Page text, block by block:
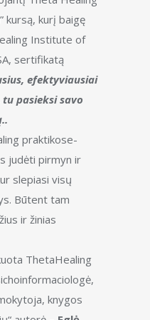
pasikviesti
patį
stebuklus
Gerovę
kurių metu augs
ir
Sielą,
sugražinti
arba
tikrąjįSielos
kūdikį motinos
pradėjimo,
traumas;
emocijas ir
ir pažadų,
santykių,
su parneriais
kursą, kurį baigę
Institute of
sertifikatą
efektyviausiai
pasieksi savo
praktikose-
judėti pirmyn ir
slepiasi visų
Būtent tam
ir žinias
ThetaHealing
knygos